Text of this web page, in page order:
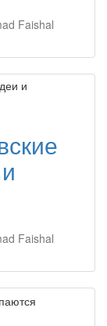
Faishal
Faishal